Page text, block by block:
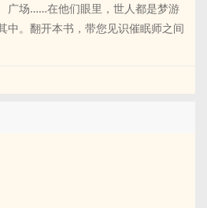
广场……在他们眼里，世人都是梦游
中。翻开本书，带您见识催眠师之间